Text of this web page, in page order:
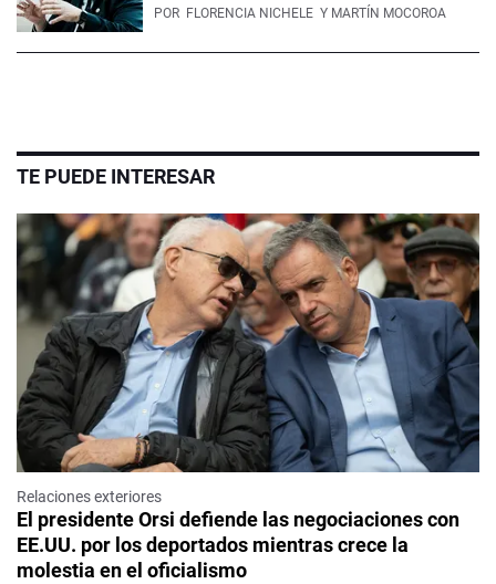
POR FLORENCIA NICHELE Y MARTÍN MOCOROA
TE PUEDE INTERESAR
Relaciones exteriores
El presidente Orsi defiende las negociaciones con
EE.UU. por los deportados mientras crece la
molestia en el oficialismo